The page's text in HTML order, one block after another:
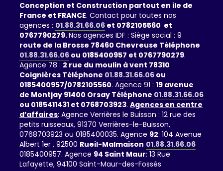
Conception et Construction partout en ile de
France et FRANCE. Contact pour toutes nos
agences : 01.88.31.66.06 et 0782105560 et
0767790279.Nos agences IDF : Siège social : 9
route de la Brosse 78460 Chevreuse Téléphone
01.88.31.66.06 ou 0185400957 et 0767790279.
Agence 78 : 2 rue du moulin à vent 78310
Coignières Téléphone 01.88.31.66.06 ou
0185400957/0782105560. Agence 91 : 19 avenue
de Montjay 91400 Orsay Téléphone 01.88.31.66.06
ou 0185411431 et 0768703923. Agences en centre
d’affaires: Agence Verrières le Buisson : 12 rue des
petits ruisseaux, 91370 Verrières-le-Buisson,
0768703923 ou 0185400035. Agence 92: 104 Avenue
Albert 1er , 92500 Rueil-Malmaison 01.88.31.66.06
0185400957. Agence 94 Saint Maur: 13 Rue
Lafayette, 94100 Saint-Maur-des-Fossés